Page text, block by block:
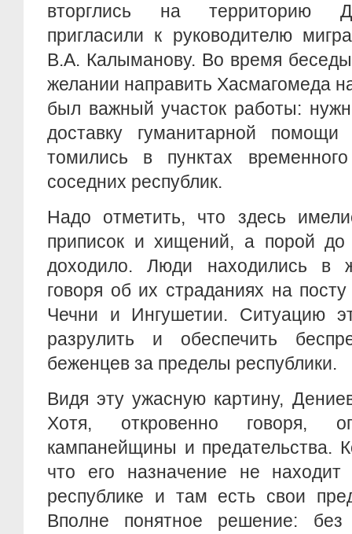
вторглись на территорию
пригласили к руководителю
В.А. Калыманову. Во время
желании направить Хасмагомеда
был важный участок работы:
доставку гуманитарной
томились в пунктах
соседних республик.
Надо отметить, что здесь
приписок и хищений, а порой до
доходило. Люди находились в
говоря об их страданиях на
Чечни и Ингушетии. Ситуацию
разрулить и обеспечить
беженцев за пределы республики.
Видя эту ужасную картину,
Хотя, откровенно говоря,
кампанейщины и предательства.
что его назначение не
республике и там есть свои
Вполне понятное решение: без